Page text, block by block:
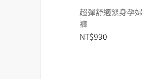
超彈舒適緊身孕婦
褲
NT$990